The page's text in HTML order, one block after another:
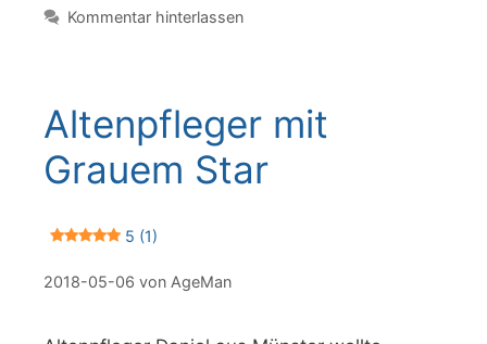
Kommentar hinterlassen
Altenpfleger mit
Grauem Star
5 (1)
2018-05-06 von AgeMan